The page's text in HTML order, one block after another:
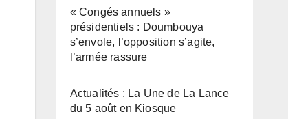
« Congés annuels »
présidentiels : Doumbouya
s’envole, l’opposition s’agite,
l’armée rassure
Actualités : La Une de La Lance
du 5 août en Kiosque